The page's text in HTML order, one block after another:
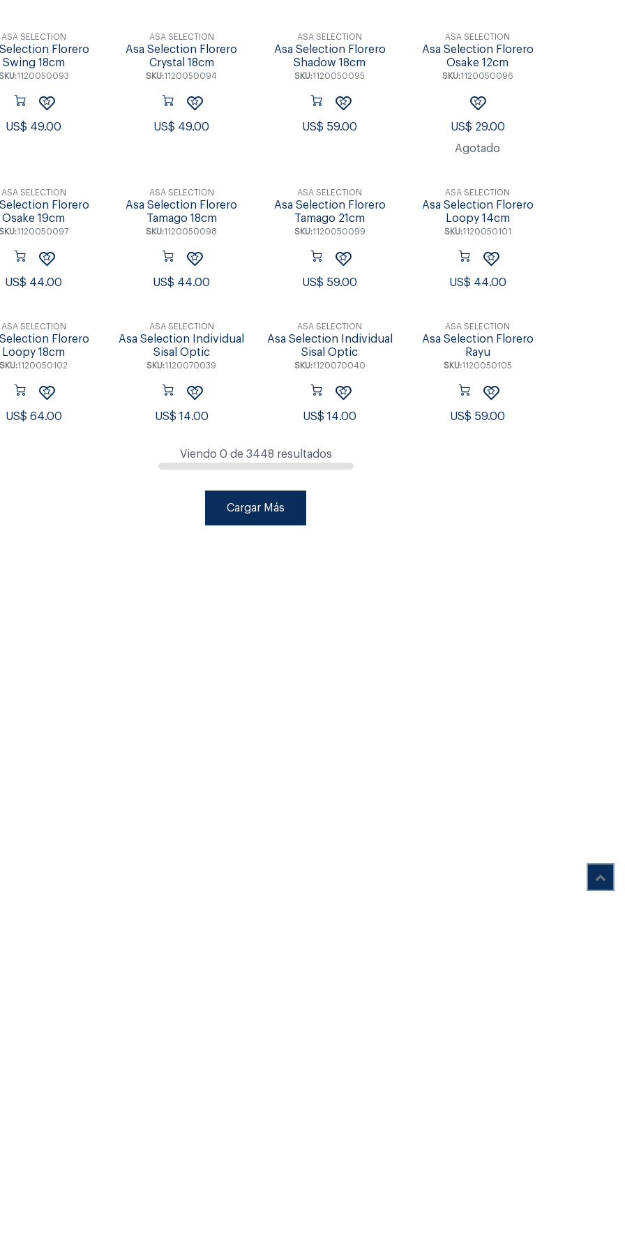
ASA SELECTION
Florero
Swing 18cm
1120050093
US$ 49.00
ASA SELECTION
Asa Selection Florero
Crystal 18cm
SKU:1120050094
US$ 49.00
ASA SELECTION
Asa Selection Florero
Shadow 18cm
SKU:1120050095
US$ 59.00
ASA SELECTION
Asa Selection Florero
Osake 12cm
SKU:1120050096
US$ 29.00
Agotado
ASA SELECTION
Florero
Osake 19cm
1120050097
US$ 44.00
ASA SELECTION
Asa Selection Florero
Tamago 18cm
SKU:1120050098
US$ 44.00
ASA SELECTION
Asa Selection Florero
Tamago 21cm
SKU:1120050099
US$ 59.00
ASA SELECTION
Asa Selection Florero
Loopy 14cm
SKU:1120050101
US$ 44.00
ASA SELECTION
Florero
Loopy 18cm
SKU:1120050102
US$ 64.00
ASA SELECTION
Asa Selection Individual
Sisal Optic
SKU:1120070039
US$ 14.00
ASA SELECTION
Asa Selection Individual
Sisal Optic
SKU:1120070040
US$14.00
ASA SELECTION
Asa Selection Florero
Rayu
SKU:1120050105
US$ 59.00
Viendo 0 de 3448 resultados
Cargar Más